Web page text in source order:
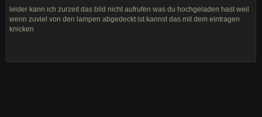
leider kann ich zurzeit das bild nicht aufrufen was du hochgeladen hast weil
wenn zuviel von den lampen abgedeckt ist kannst das mit dem eintragen
knicken